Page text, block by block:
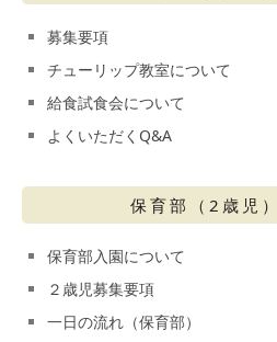
募集要項
チューリップ教室について
給食試食会について
よくいただくQ&A
保育部（2歳児
保育部入園について
２歳児募集要項
一日の流れ（保育部）